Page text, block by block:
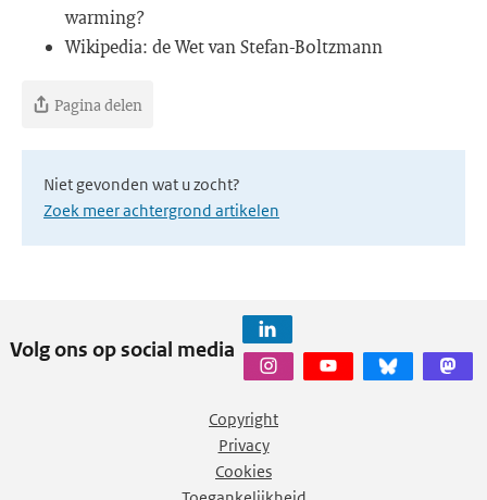
warming?
Wikipedia: de Wet van Stefan-Boltzmann
Pagina delen
Niet gevonden wat u zocht?
Zoek meer achtergrond artikelen
Volg ons op social media
Copyright
Privacy
Cookies